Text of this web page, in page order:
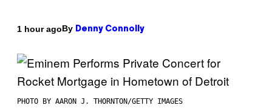
1 hour agoBy Denny Connolly
PHOTO BY AARON J. THORNTON/GETTY IMAGES